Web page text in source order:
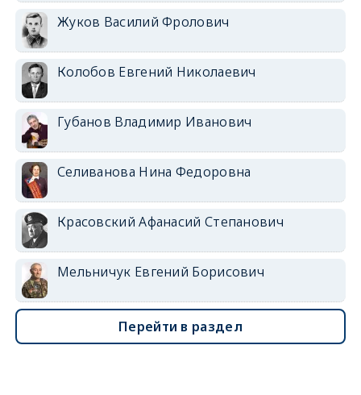
Жуков Василий Фролович
Колобов Евгений Николаевич
Губанов Владимир Иванович
Селиванова Нина Федоровна
Красовский Афанасий Степанович
Мельничук Евгений Борисович
Перейти в раздел